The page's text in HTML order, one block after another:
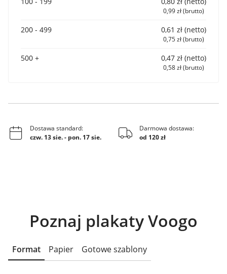
0,99 zł (brutto)
200 - 499 0,61 zł (netto)
0,75 zł (brutto)
500 + 0,47 zł (netto)
0,58 zł (brutto)
Dostawa standard:
czw. 13 sie.- pon. 17 sie.
Darmowa dostawa:
od 120 zł
Poznaj plakaty Voogo
Format Papier Gotowe szablony